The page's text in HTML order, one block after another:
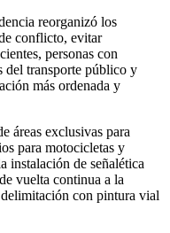
reorganizó los
conflicto, evitar
personas con
del transporte público y
más ordenada y
áreas exclusivas para
para motocicletas y
instalación de señalética
vuelta continua a la
con pintura vial